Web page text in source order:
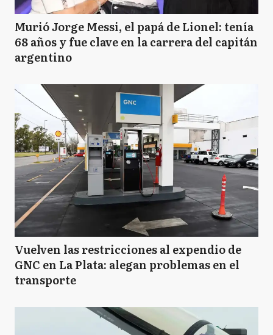
Murió Jorge Messi, el papá de Lionel: tenía
68 años y fue clave en la carrera del capitán
argentino
Vuelven las restricciones al expendio de
GNC en La Plata: alegan problemas en el
transporte